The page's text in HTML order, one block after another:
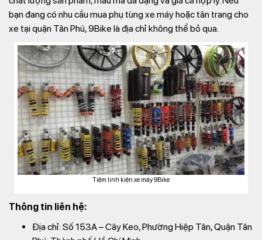
bạn đang có nhu cầu mua phụ tùng xe máy hoặc tân trang cho
xe tại quận Tân Phú, 9Bike là địa chỉ không thể bỏ qua.
Tiệm linh kiện xe máy 9Bike
Thông tin liên hệ:
Địa chỉ: Số 153A – Cây Keo, Phường Hiệp Tân, Quận Tân